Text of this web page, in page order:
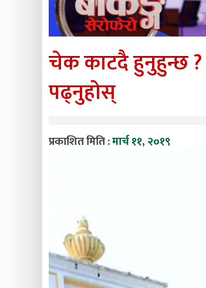
चेक काटदै हुनुहुन्छ ?
पढ्नुहोस्
प्रकाशित मिति :मार्च ११, २०१९